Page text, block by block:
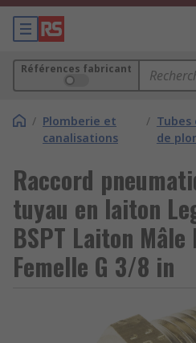
Références fabricant
/ Plomberie et
canalisations
/ Tubes
de
Raccord
tuyau en laiton
BSPT Laiton
Femelle G 3/8 in